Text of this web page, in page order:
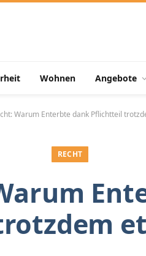
Wohnen Angebote
Warum Enterbte dank Pflichtteil
RECHT